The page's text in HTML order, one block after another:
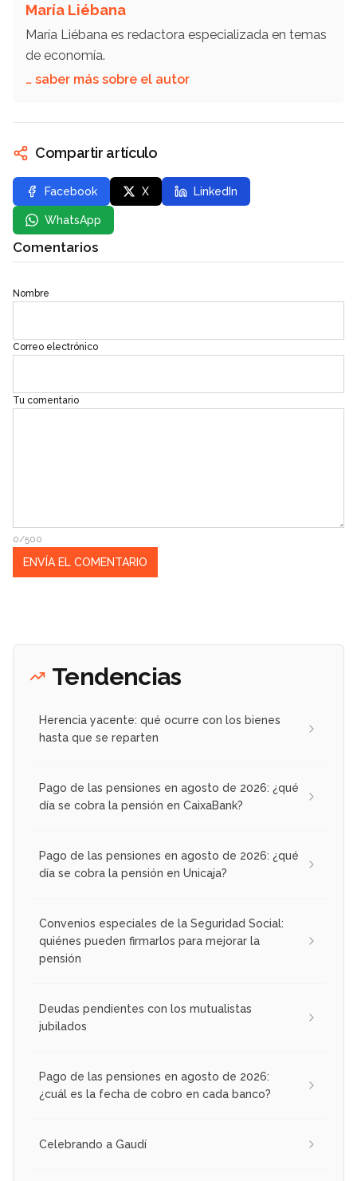
María Liébana
María Liébana es redactora especializada en temas
de economía.
… saber más sobre el autor
Compartir artículo
Facebook X LinkedIn
WhatsApp
Comentarios
Nombre
Correo electrónico
Tu comentario
0/500
Tendencias
Herencia yacente: qué ocurre con los bienes
hasta que se reparten
Pago de las pensiones en agosto de 2026: ¿qué
día se cobra la pensión en CaixaBank?
Pago de las pensiones en agosto de 2026: ¿qué
día se cobra la pensión en Unicaja?
Convenios especiales de la Seguridad Social:
quiénes pueden firmarlos para mejorar la
pensión
Deudas pendientes con los mutualistas
jubilados
Pago de las pensiones en agosto de 2026:
¿cuál es la fecha de cobro en cada banco?
Celebrando a Gaudí